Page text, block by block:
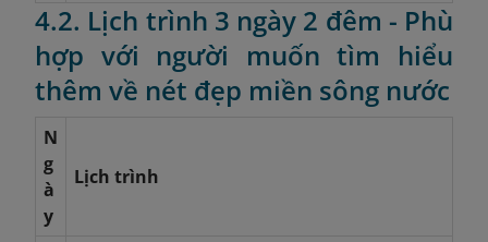
4.2. Lịch trình 3 ngày 2 đêm - Phù
hợp với người muốn tìm hiểu
thêm về nét đẹp miền sông nước
N
g
à
y
Lịch trình